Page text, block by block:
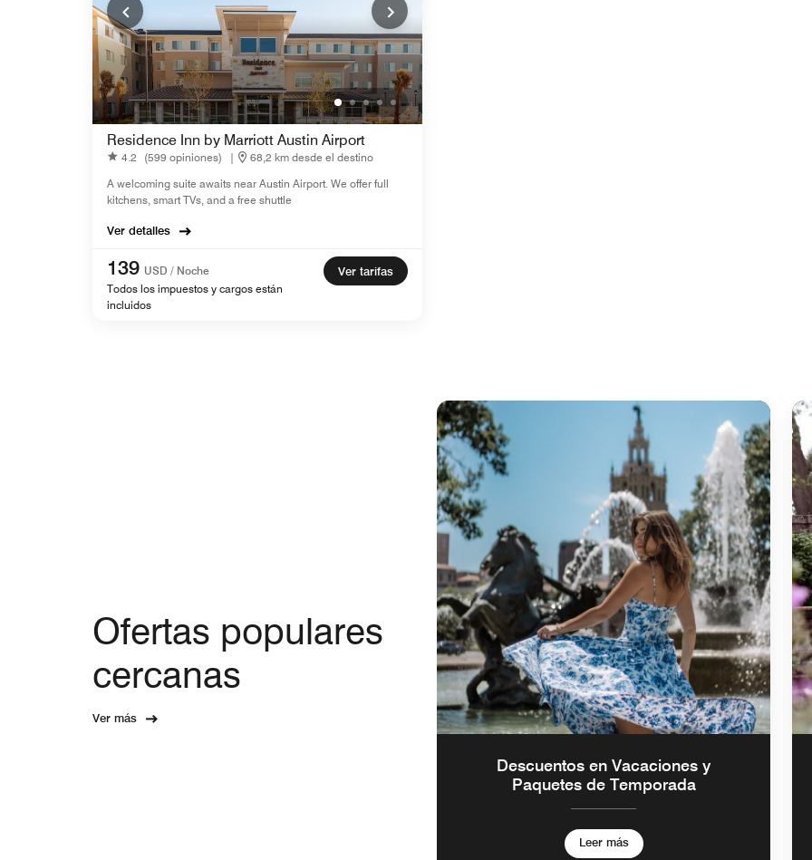
Residence Inn by Marriott Austin Airport
4.2 (599 opiniones) |
68,2 km desde el destino
A welcoming suite awaits near Austin Airport. We offer full
kitchens, smart TVs, and a free shuttle
Ver detalles
139 USD / Noche
Todos los impuestos y cargos están
incluidos
Ver tarifas
Ofertas populares
cercanas
Ver más
Descuentos en Vacaciones y
Paquetes de Temporada
Leer más